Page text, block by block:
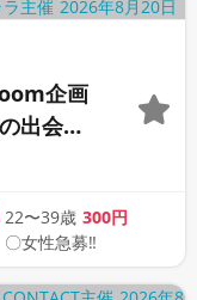
企画
出会い
作りか
り♪♪♪
22〜39歳 300円
〇女性急募‼